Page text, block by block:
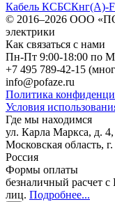
Кабель КСБСКнг(А)-
© 2016–2026 ООО
электрики
Как связаться с нами
Пн-Пт 9:00-18:00 по
+7 495 789-42-15
info@pofaze.ru
Политика
Условия
Где мы находимся
ул. Карла Маркса, д.
Московская область,
Россия
Формы оплаты
безналичный расчет
лиц. Подробнее...